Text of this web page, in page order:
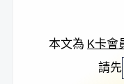
本文為 K卡會
請先